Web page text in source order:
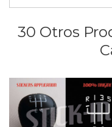
30 Otros